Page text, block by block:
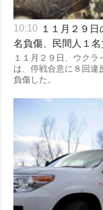
10:10 １１月２９
名負傷、民間人１
１１月２９日、ウク
は、停戦合意に８回違
負傷した。